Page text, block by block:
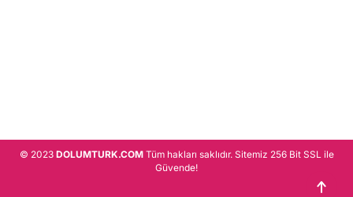
© 2023 DOLUMTURK.COMTüm hakları saklıdır. Sitemiz 256 Bit SSL ile
Güvende!